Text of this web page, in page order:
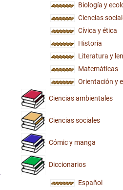
Biología y
Ciencias
Cívica y ética
Historia
Literatura y
Matemáticas
Orientación y
Ciencias ambientales
Ciencias sociales
Cómic y manga
Diccionarios
Español